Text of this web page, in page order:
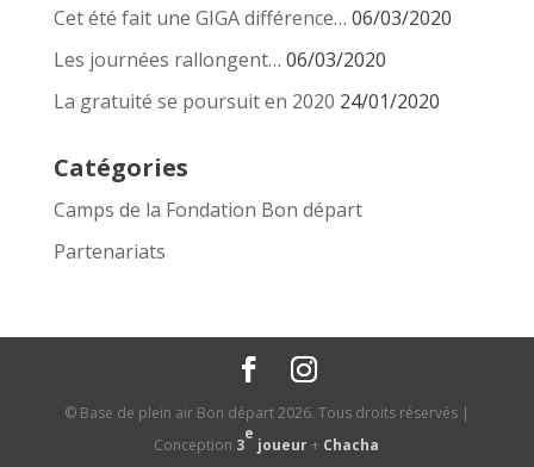
Cet été fait une GIGA différence… 06/03/2020
Les journées rallongent… 06/03/2020
La gratuité se poursuit en 2020 24/01/2020
Catégories
Camps de la Fondation Bon départ
Partenariats
© Base de plein air Bon départ2026. Tous droits réservés |
Conception 3
e
joueur+ Chacha